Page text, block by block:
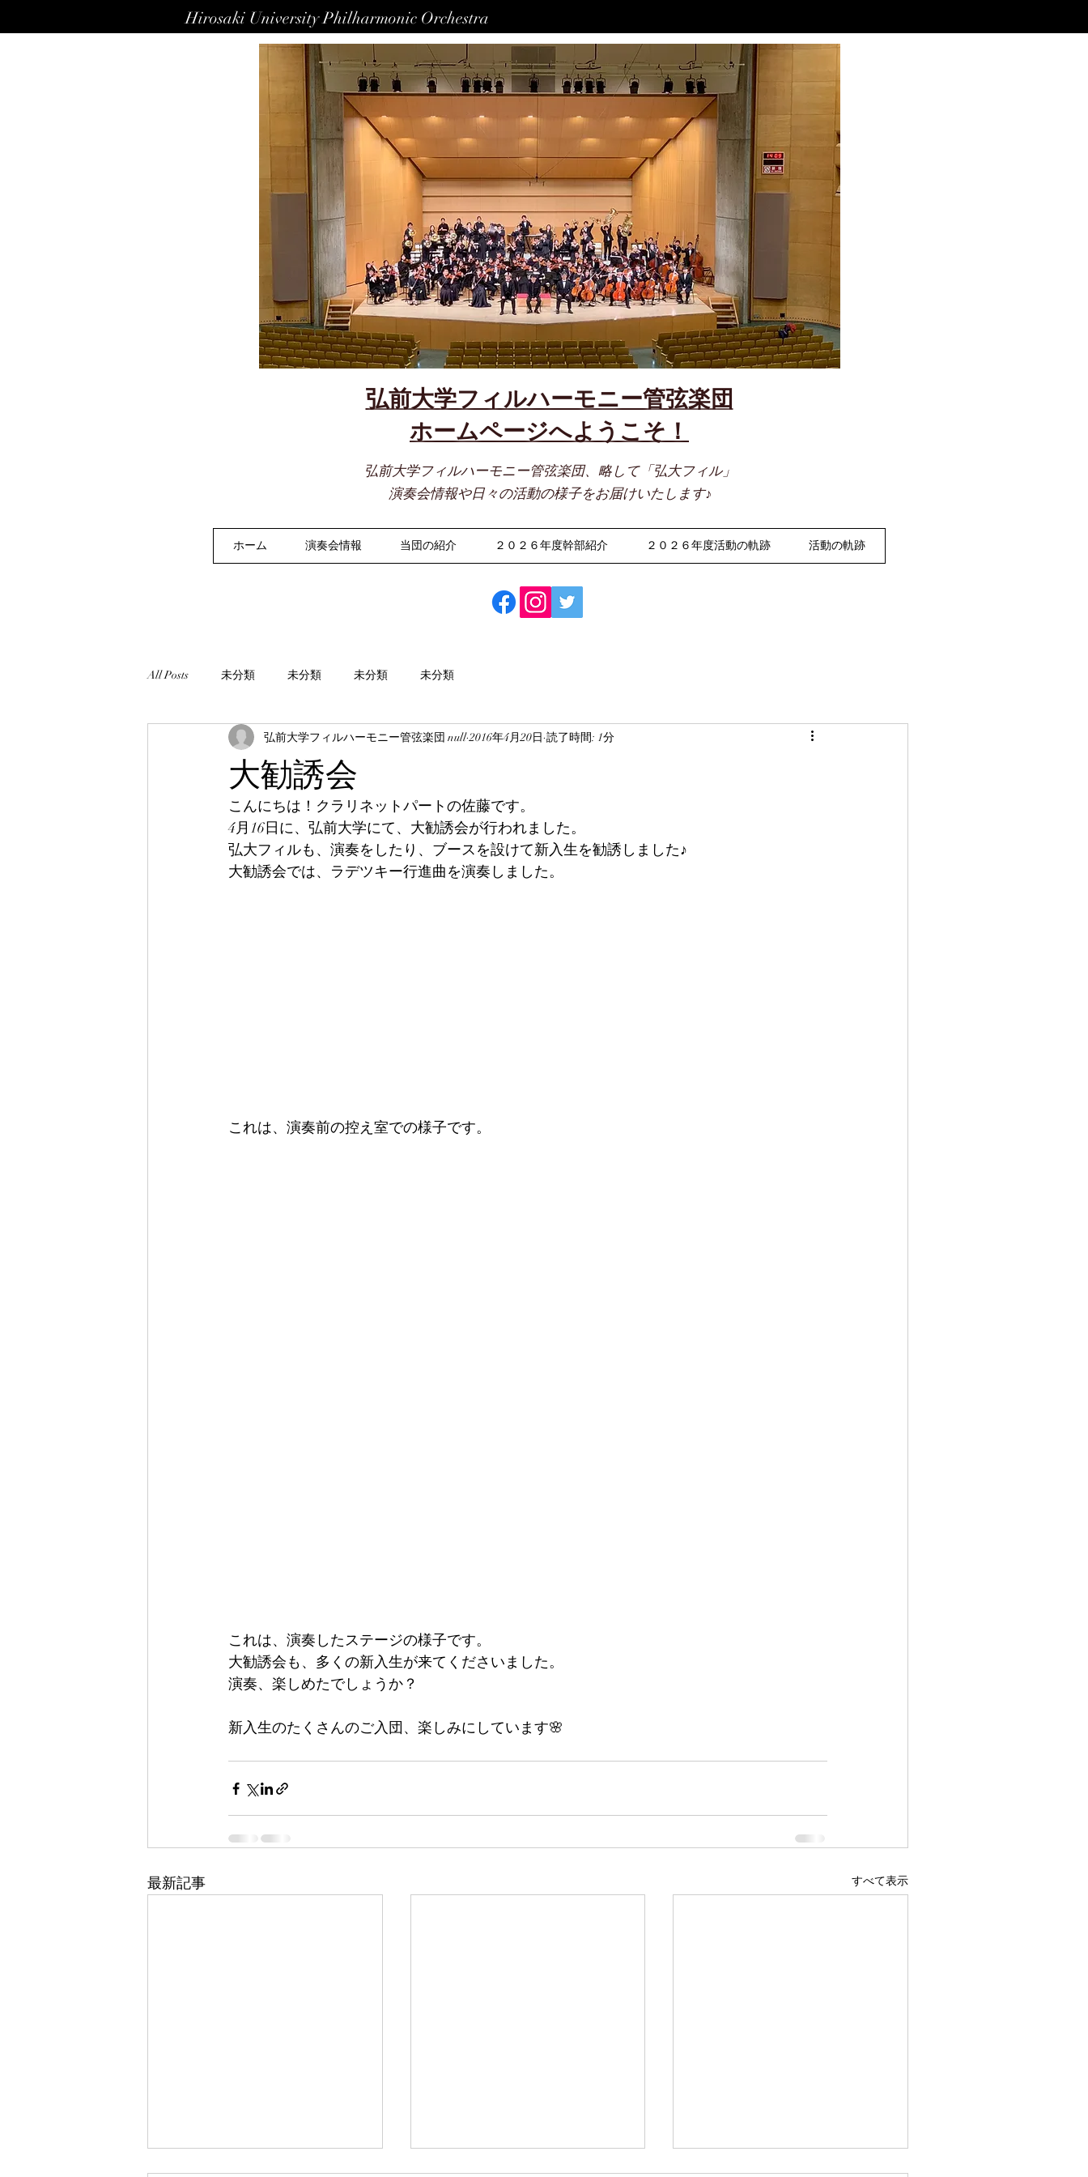
Hirosaki University Philharmonic Orchestra
弘前大学フィルハーモニー管弦楽団
​ホームページへようこそ！
弘前大学フィルハーモニー管弦楽団、略して「弘大フィル」
演奏会情報や日々の活動の様子をお届けいたします♪
ホーム 演奏会情報 当団の紹介 ２０２６年度幹部紹介 ２０２６年度活動の軌跡 活動の軌跡
All Posts 未分類 未分類 未分類 未分類
大勧誘会
弘前大学フィルハーモニー管弦楽団 null 2016年4月20日 読了時間: 1分
こんにちは！クラリネットパートの佐藤です。
4月16日に、弘前大学にて、大勧誘会が行われました。
弘大フィルも、演奏をしたり、ブースを設けて新入生を勧誘しました♪
大勧誘会では、ラデツキー行進曲を演奏しました。
これは、演奏前の控え室での様子です。
これは、演奏したステージの様子です。
大勧誘会も、多くの新入生が来てくださいました。
演奏、楽しめたでしょうか？
新入生のたくさんのご入団、楽しみにしています🌸
最新記事 すべて表示